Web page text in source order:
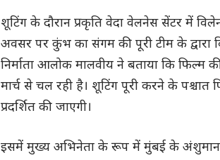
शूटिंग के दौरान प्रकृति वेदा वेलनेस सेंटर में
अवसर पर कुंभ का संगम की पूरी टीम के द्वारा
निर्माता आलोक मालवीय ने बताया कि फिल्म
मार्च से चल रही है। शूटिंग पूरी करने के
प्रदर्शित की जाएगी।
इसमें मुख्य अभिनेता के रूप में मुंबई के अंशुमान